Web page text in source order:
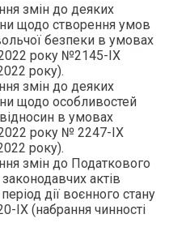
змін до деяких
щодо створення умов
безпеки в умовах
року №2145-ІХ
року).
змін до деяких
щодо особливостей
в умовах
року № 2247-ІХ
року).
змін до Податкового
актів
дії воєнного стану
ІХ (набрання чинності